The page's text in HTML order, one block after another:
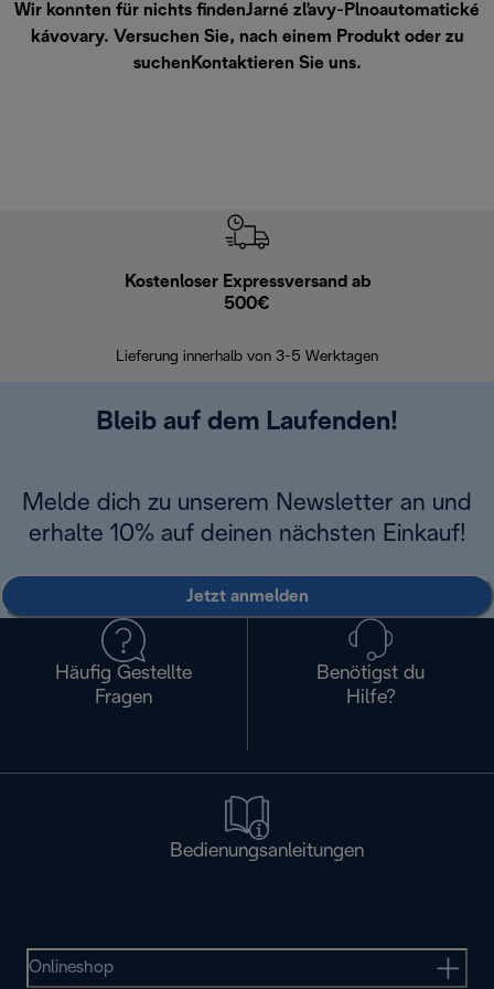
Wir konnten für nichts findenJarné zľavy-Plnoautomatické
kávovary. Versuchen Sie, nach einem Produkt oder zu
suchen Kontaktieren Sie uns.
Kostenloser Expressversand ab
500€
Lieferung innerhalb von 3-5 Werktagen
Bleib auf dem Laufenden!
Melde dich zu unserem Newsletter an und
erhalte 10% auf deinen nächsten Einkauf!
Jetzt anmelden
Häufig Gestellte
Fragen
Benötigst du
Hilfe?
Bedienungsanleitungen
Onlineshop